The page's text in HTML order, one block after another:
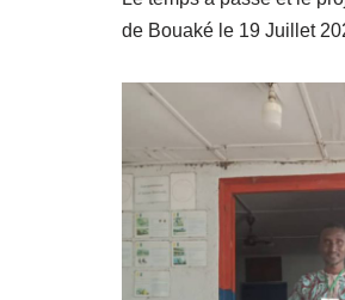
de Bouaké le 19 Juillet